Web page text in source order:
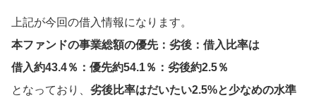
上記が今回の借入情報になります。
本ファンドの事業総額の優先：劣後：借入比率は
借入約43.4％：優先約54.1％：劣後約2.5％
となっており、 劣後比率はだいたい2.5%と少なめの水準